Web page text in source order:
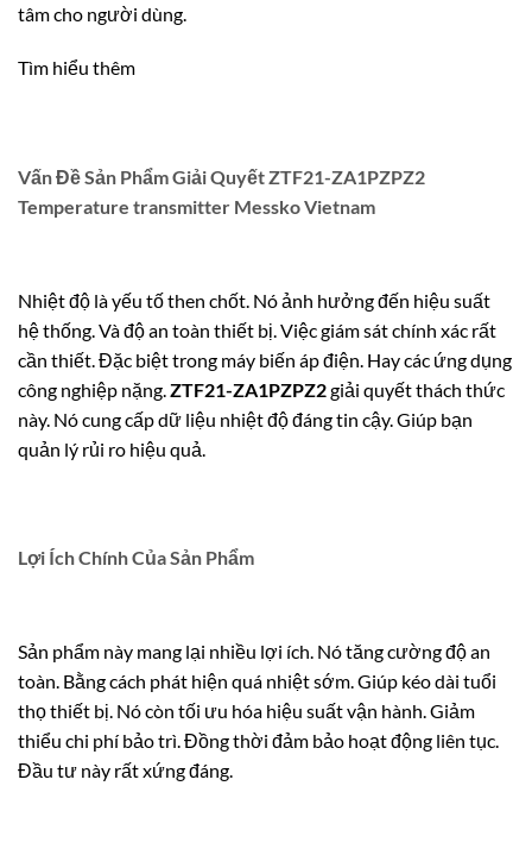
tâm cho người dùng.
Tìm hiểu thêm
Vấn Đề Sản Phẩm Giải Quyết ZTF21-ZA1PZPZ2
Temperature transmitter Messko Vietnam
Nhiệt độ là yếu tố then chốt. Nó ảnh hưởng đến hiệu suất
hệ thống. Và độ an toàn thiết bị. Việc giám sát chính xác rất
cần thiết. Đặc biệt trong máy biến áp điện. Hay các ứng dụng
công nghiệp nặng.ZTF21-ZA1PZPZ2giải quyết thách thức
này. Nó cung cấp dữ liệu nhiệt độ đáng tin cậy. Giúp bạn
quản lý rủi ro hiệu quả.
Lợi Ích Chính Của Sản Phẩm
Sản phẩm này mang lại nhiều lợi ích. Nó tăng cường độ an
toàn. Bằng cách phát hiện quá nhiệt sớm. Giúp kéo dài tuổi
thọ thiết bị. Nó còn tối ưu hóa hiệu suất vận hành. Giảm
thiểu chi phí bảo trì. Đồng thời đảm bảo hoạt động liên tục.
Đầu tư này rất xứng đáng.